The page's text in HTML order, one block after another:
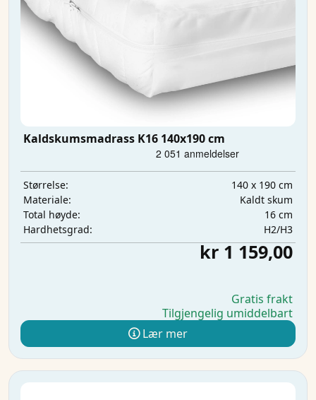
Kaldskumsmadrass K16 140x190 cm
Størrelse:
140 x 190 cm
Materiale:
Kaldt skum
Total høyde:
16 cm
Hardhetsgrad:
H2/H3
kr 1 159,00
Gratis frakt
Tilgjengelig umiddelbart
Lær mer